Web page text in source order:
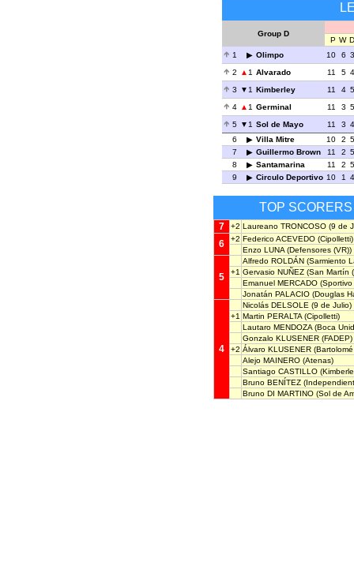
Group D
P W D
1
Olimpo 10 6 3
2
1 Alvarado 11 5 4
3
1 Kimberley 11 4 5
4
1 Germinal 11 3 5
5
1 Sol de Mayo 11 3 4
6
Villa Mitre 10 2 5
7
Guillermo Brown 11 2 5
8
Santamarina 11 2 5
9
Circulo Deportivo 10 1 4
TOP SCORERS
7 +2 Laureano TRONCOSO (9 de
6 +2 Federico ACEVEDO (Cipolletti)
Enzo LUNA(Defensores (VR))
5
Alfredo ROLDÁN (Sarmiento
+1 Gervasio NUÑEZ (San Martín
Emanuel MERCADO
Jonatán PALACIO (Douglas
4
Nicolás DELSOLE (9 de Julio)
+1 Martin PERALTA(Cipolletti)
Lautaro MENDOZA(Boca
Gonzalo KLUSENER (FADEP)
+2 Álvaro KLUSENER
Alejo MAINERO (Atenas)
Santiago CASTILLO
Bruno BENÍTEZ
Bruno DI MARTINO (Sol de